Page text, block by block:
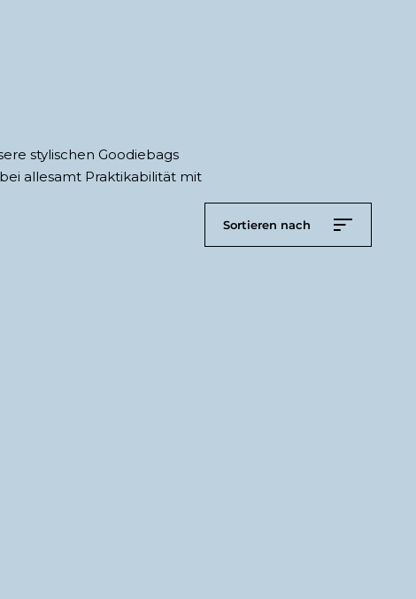
stylischen Goodiebags
allesamt Praktikabilität mit
Sortieren nach